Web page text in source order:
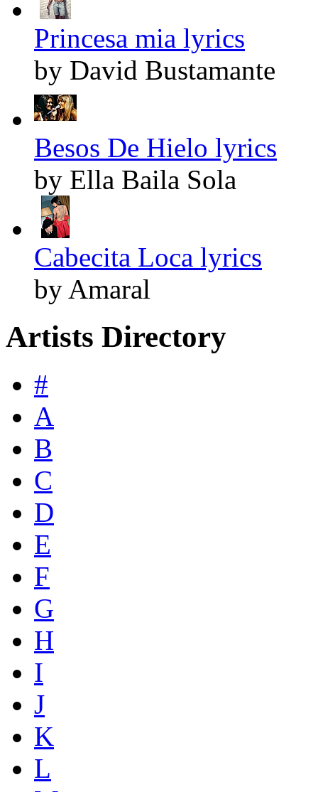
Princesa mia lyrics
by David Bustamante
Besos De Hielo lyrics
by Ella Baila Sola
Cabecita Loca lyrics
by Amaral
Artists Directory
#
A
B
C
D
E
F
G
H
I
J
K
L